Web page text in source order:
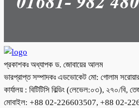
প্রকাশকঃ অধ্যাপক ড. জোবায়ের আলম
ভারপ্রাপ্ত সম্পাদকঃ এডভোকেট মো: গোলাম
কার্যালয় : বিটিটিসি বিল্ডিং (লেভেল:০৩), ২৭০/
মোবাইল: +88 02-226603507, +88 02-